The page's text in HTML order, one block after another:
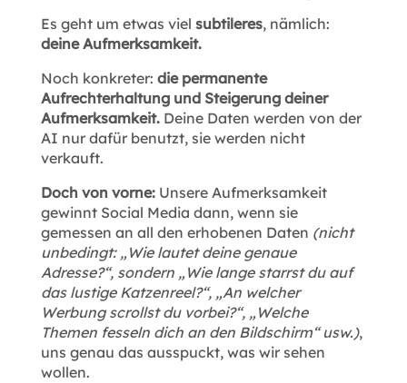
Es geht um etwas viel subtileres, nämlich:
deine Aufmerksamkeit.
Noch konkreter: die permanente
Aufrechterhaltung und Steigerung deiner
Aufmerksamkeit.Deine Daten werden von der
AI nur dafür benutzt, sie werden nicht
verkauft.
Doch von vorne:Unsere Aufmerksamkeit
gewinnt Social Media dann, wenn sie
gemessen an all den erhobenen Daten (nicht
unbedingt: „Wie lautet deine genaue
Adresse?“, sondern „Wie lange starrst du auf
das lustige Katzenreel?“, „An welcher
Werbung scrollst du vorbei?“, „Welche
Themen fesseln dich an den Bildschirm“ usw.),
uns genau das ausspuckt, was wir sehen
wollen.